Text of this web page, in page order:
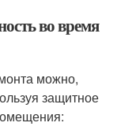
во время
можно,
защитное